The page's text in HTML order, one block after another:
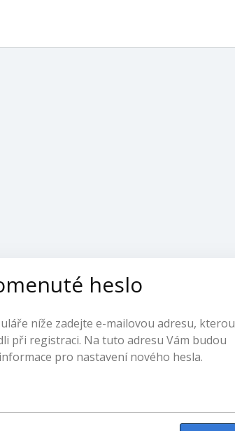
heslo
níže zadejte e-mailovou adresu, kterou
při registraci. Na tuto adresu Vám budou
pro nastavení nového hesla.